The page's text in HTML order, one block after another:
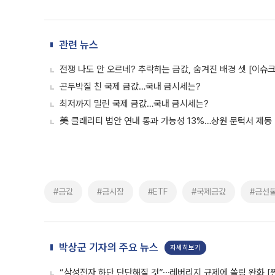
관련 뉴스
전쟁 나도 안 오르네? 추락하는 금값, 숨겨진 배경 셋 [이슈
곤두박질 친 국제 금값…국내 금시세는?
최저까지 밀린 국제 금값…국내 금시세는?
美 클래리티 법안 연내 통과 가능성 13%…상원 문턱서 제동
#금값 #금시장 #ETF #국제금값 #금선
박상군 기자의 주요 뉴스 자세히보기
“삼성전자 하단 단단해질 것”⋯레버리지 규제에 쏠림 완화 [